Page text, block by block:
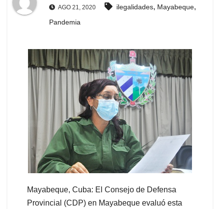
AGO 21, 2020 ilegalidades, Mayabeque,
Pandemia
Mayabeque, Cuba: El Consejo de Defensa
Provincial (CDP) en Mayabeque evaluó esta